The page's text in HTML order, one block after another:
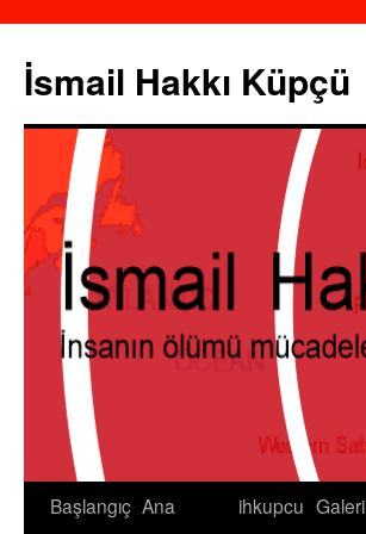
İsmail Hakkı Küpçü
Başlangıç Ana
ihkupcu Galeri